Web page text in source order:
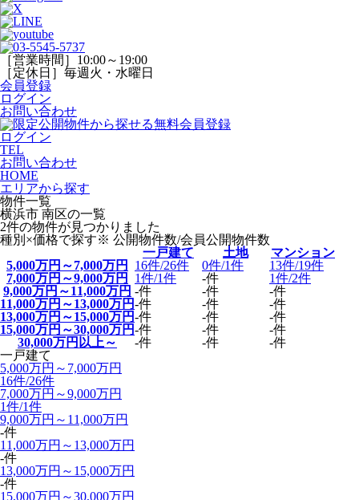
［営業時間］10:00～19:00
［定休日］毎週火・水曜日
会員登録
ログイン
お問い合わせ
ログイン
TEL
お問い合わせ
HOME
エリアから探す
物件一覧
横浜市 南区の一覧
2件の物件が見つかりました
種別×価格で探す※ 公開物件数/会員公開物件数
一戸建て
土地
マンション
5,000万円～7,000万円
16件/26件 0件/1件 13件/19件
7,000万円～9,000万円
1件/1件 -件 1件/2件
9,000万円～11,000万円 -件 -件
-件
11,000万円～13,000万円-件 -件
-件
13,000万円～15,000万円-件 -件
-件
15,000万円～30,000万円-件 -件
-件
30,000万円以上～
-件 -件
-件
一戸建て
5,000万円～7,000万円
16件/26件
7,000万円～9,000万円
1件/1件
9,000万円～11,000万円
-件
11,000万円～13,000万円
-件
13,000万円～15,000万円
-件
15,000万円～30,000万円